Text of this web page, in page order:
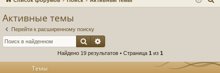
ел
Активные темы
Перейти к расширенному поиску
Поиск
Найдено 19 результатов • Страница 1 из 1
Темы